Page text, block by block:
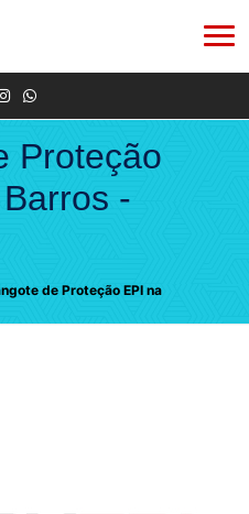
Proteção
-
de Proteção EPI na